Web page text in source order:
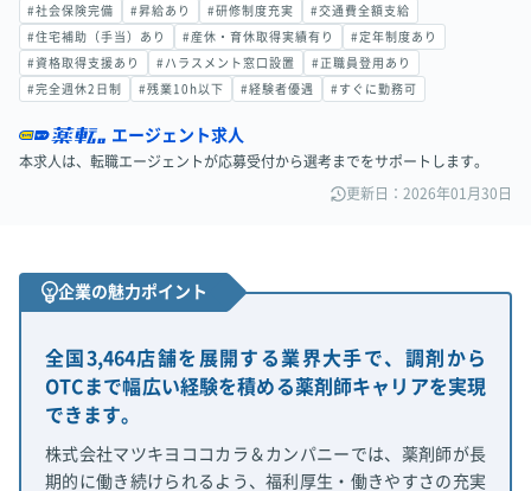
#社会保険完備 #昇給あり #研修制度充実 #交通費全額支給
#住宅補助（手当）あり #産休・育休取得実績有り #定年制度あり
#資格取得支援あり #ハラスメント窓口設置 #正職員登用あり
#完全週休2日制 #残業10h以下 #経験者優遇 #すぐに勤務可
エージェント求人
本求人は、転職エージェントが応募受付から選考までをサポートします。
更新日：2026年01月30日
企業の魅力ポイント
全国3,464店舗を展開する業界大手で、調剤から
OTCまで幅広い経験を積める薬剤師キャリアを実現
できます。
株式会社マツキヨココカラ＆カンパニーでは、薬剤師が長
期的に働き続けられるよう、福利厚生・働きやすさの充実